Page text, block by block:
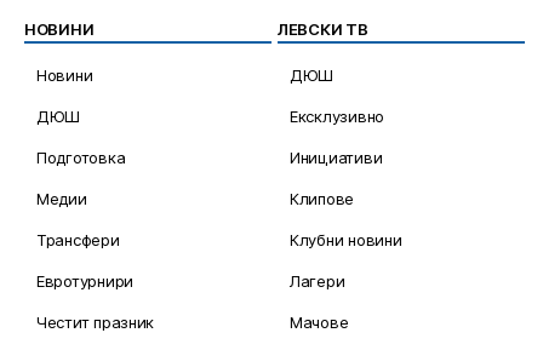
НОВИНИ
Новини
ДЮШ
Подготовка
Медии
Трансфери
Евротурнири
Честит празник
ЛЕВСКИ ТВ
ДЮШ
Ексклузивно
Инициативи
Клипове
Клубни новини
Лагери
Мачове